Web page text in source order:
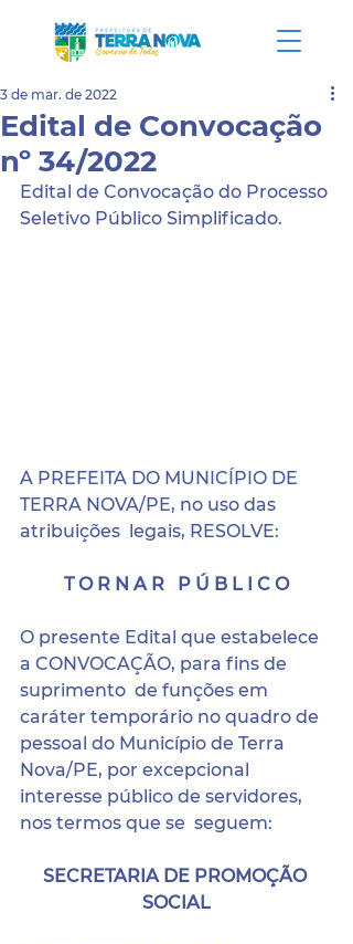
Edital de Convocação
nº 34/2022
3 de mar. de 2022
Edital de Convocação do Processo
Seletivo Público Simplificado.
A PREFEITA DO MUNICÍPIO DE
TERRA NOVA/PE, no uso das
atribuições  legais, RESOLVE:
T O R N A R   P Ú B L I C O
O presente Edital que estabelece
a CONVOCAÇÃO, para fins de
suprimento  de funções em
caráter temporário no quadro de
pessoal do Município de Terra
Nova/PE, por excepcional
interesse público de servidores,
nos termos que se  seguem:
SECRETARIA DE PROMOÇÃO
SOCIAL